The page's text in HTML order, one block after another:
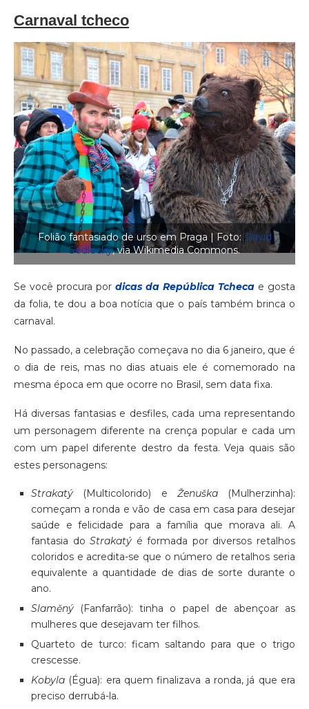
Carnaval tcheco
Folião fantasiado de urso em Praga | Foto:David
Sedlecký, via Wikimedia Commons.
Se você procura por dicas da República Tcheca e gosta
da folia, te dou a boa notícia que o país também brinca o
carnaval.
No passado, a celebração começava no dia 6 janeiro, que é
o dia de reis, mas no dias atuais ele é comemorado na
mesma época em que ocorre no Brasil, sem data fixa.
Há diversas fantasias e desfiles, cada uma representando
um personagem diferente na crença popular e cada um
com um papel diferente destro da festa. Veja quais são
estes personagens:
Strakatý (Multicolorido) e Ženuška(Mulherzinha):
começam a ronda e vão de casa em casa para desejar
saúde e felicidade para a família que morava ali. A
fantasia doStrakatý é formada por diversos retalhos
coloridos e acredita-se que o número de retalhos seria
equivalente a quantidade de dias de sorte durante o
ano.
Slaměný (Fanfarrão): tinha o papel de abençoar as
mulheres que desejavam ter filhos.
Quarteto de turco: ficam saltando para que o trigo
crescesse.
Kobyla (Égua): era quem finalizava a ronda, já que era
preciso derrubá-la.